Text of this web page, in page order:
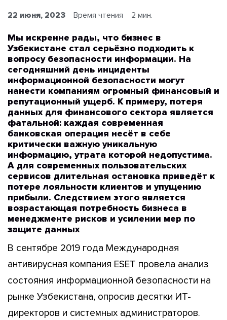
22 июня, 2023 Время чтения 2 мин.
Мы искренне рады, что бизнес в
Узбекистане стал серьёзно подходить к
вопросу безопасности информации. На
сегодняшний день инциденты
информационной безопасности могут
нанести компаниям огромный финансовый и
репутационный ущерб. К примеру, потеря
данных для финансового сектора является
фатальной: каждая современная
банковская операция несёт в себе
критически важную уникальную
информацию, утрата которой недопустима.
А для современных пользовательских
сервисов длительная остановка приведёт к
потере лояльности клиентов и упущению
прибыли. Следствием этого является
возрастающая потребность бизнеса в
менеджменте рисков и усилении мер по
защите данных
В сентябре 2019 года Международная
антивирусная компания ESET провела анализ
состояния информационной безопасности на
рынке Узбекистана, опросив десятки ИТ-
директоров и системных администраторов.